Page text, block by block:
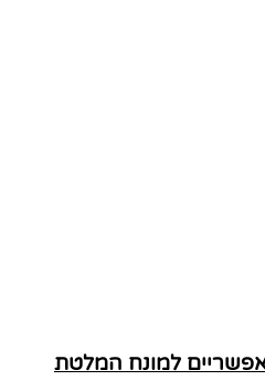
למונח המלטת